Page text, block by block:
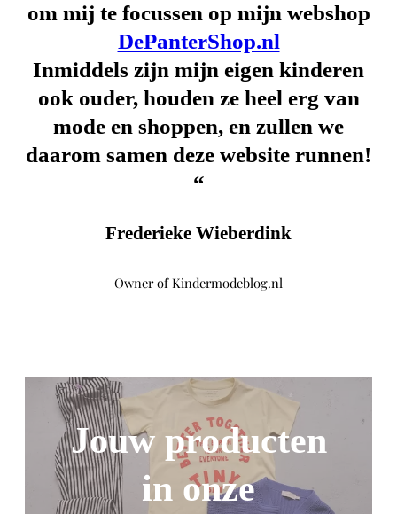
om mij te focussen op mijn webshop
DePanterShop.nl
Inmiddels zijn mijn eigen kinderen
ook ouder, houden ze heel erg van
mode en shoppen, en zullen we
daarom samen deze website runnen!
“
Frederieke Wieberdink
Owner of Kindermodeblog.nl
Jouw producten
in onze